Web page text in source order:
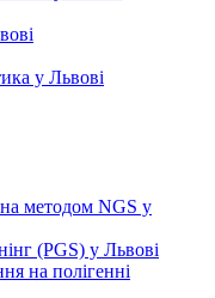
у Львові
методом NGS у
(PGS) у Львові
на полігенні